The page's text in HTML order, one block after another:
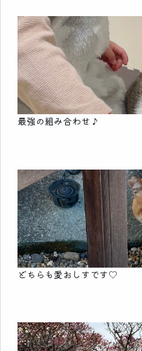
最強の組み合わせ♪
どちらも愛おしすです♡